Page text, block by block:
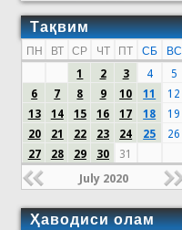
Тақвим
ПН ВТ СР ЧТ ПТ СБ
ВС
1
2 3 4
5
6
7 8 9 10 11
12
13
14 15 16 17 18
19
20
21 22 23 24 25
26
27
28 29 30 31
July 2020
Ҳаводиси олам